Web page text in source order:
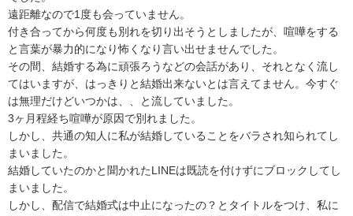
遠距離なので1度も会っていません。
付き合ってから何度も別れを切り出そうとしましたが、喧嘩をする
と言葉が暴力的になり怖くなり言い出せませんでした。
その間、結婚する為に頑張ろうなどの会話があり、それとなく流し
てはいますが、はっきりと結婚出来ないとは言えてません。今すぐ
は無理だけどいつかは、、と流していました。
3ヶ月程経ち喧嘩が原因で別れました。
しかし、共通の知人に私が結婚していることをバラされ知られてし
まいました。
結婚していたのかと聞かれたLINEは既読を付けずにブロックしてし
まいました。
しかし、配信で結婚式は中止になったの？とタイトルをつけ、私に